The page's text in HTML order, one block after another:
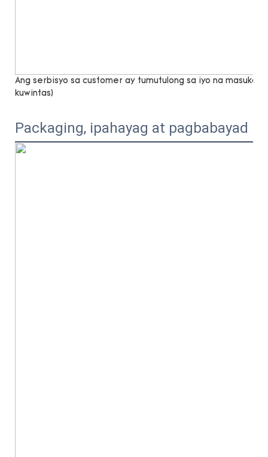
Ang serbisyo sa customer ay tumutulong sa iyo na masukat
kuwintas)
Packaging, ipahayag at pagbabayad